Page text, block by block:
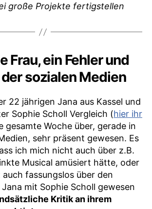
große Projekte fertigstellen
Frau, ein Fehler und
sozialen Medien
22 jährigen Jana aus Kassel und
Sophie Scholl Vergleich (hier ihr
gesamte Woche über, gerade in
sehr präsent gewesen. Es
ich mich nicht auch über z.B.
Musical amüsiert hätte, oder
fassungslos über den
mit Sophie Scholl gewesen
Kritik an ihrem